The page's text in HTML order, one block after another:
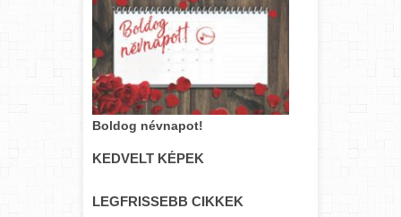
Boldog névnapot!
KEDVELT KÉPEK
LEGFRISSEBB CIKKEK